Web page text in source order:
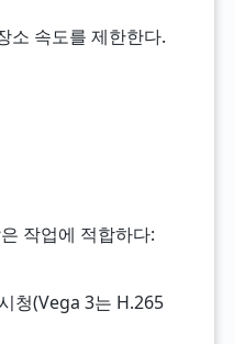
소 속도를 제한한다.
작업에 적합하다:
청(Vega 3는 H.265